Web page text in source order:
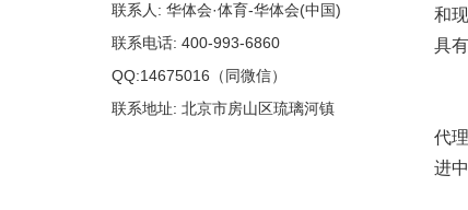
和
具
公
代
进
联系人: 华体会·体育-华体会(中国)
联系电话: 400-993-6860
QQ:14675016（同微信）
联系地址: 北京市房山区琉璃河镇